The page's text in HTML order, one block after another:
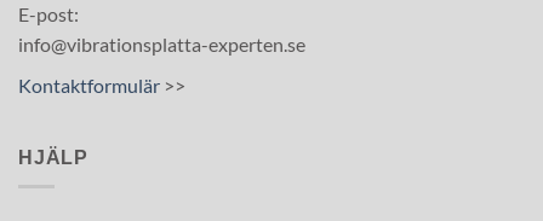
E-post:
info@vibrationsplatta-experten.se
Kontaktformulär >>
HJÄLP